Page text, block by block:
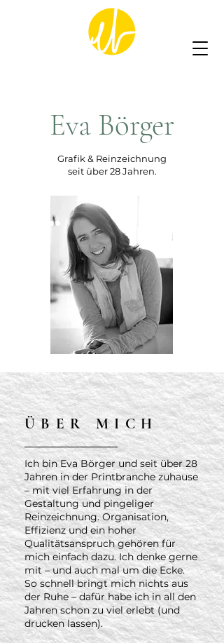
Eva Börger
Grafik & Reinzeichnung
seit über 28 Jahren.
ÜBER MICH
Ich bin Eva Börger und seit über 28
Jahren in der Printbranche zuhause
– mit viel Erfahrung in der
Gestaltung und pingeliger
Reinzeichnung. Organisation,
Effizienz und ein hoher
Qualitätsanspruch gehören für
mich einfach dazu. Ich denke gerne
mit – und auch mal um die Ecke.
So schnell bringt mich nichts aus
der Ruhe – dafür habe ich in all den
Jahren schon zu viel erlebt (und
drucken lassen).